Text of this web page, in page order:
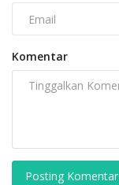
Komentar
Posting Komentar